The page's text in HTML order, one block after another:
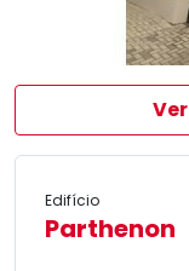
Edifício
Parthenon